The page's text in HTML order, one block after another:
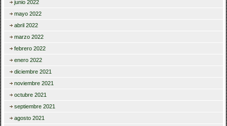
junio 2022
mayo 2022
abril 2022
marzo 2022
febrero 2022
enero 2022
diciembre 2021
noviembre 2021
octubre 2021
septiembre 2021
agosto 2021